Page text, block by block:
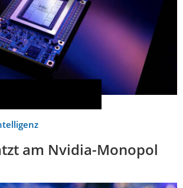
am Nvidia-Monopol